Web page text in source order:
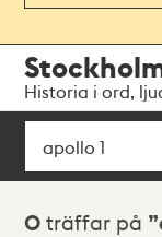
navigationen
huvudinnehållet
Historia i ord,
Sök
Sökresultat
0 träffar på